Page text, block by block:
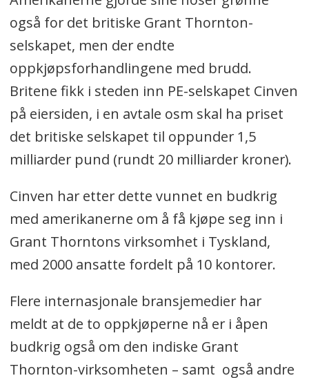
også for det britiske Grant Thornton-
selskapet, men der endte
oppkjøpsforhandlingene med brudd.
Britene fikk i steden inn PE-selskapet Cinven
på eiersiden, i en avtale osm skal ha priset
det britiske selskapet til oppunder 1,5
milliarder pund (rundt 20 milliarder kroner).
Cinven har etter dette vunnet en budkrig
med amerikanerne om å få kjøpe seg inn i
Grant Thorntons virksomhet i Tyskland,
med 2000 ansatte fordelt på 10 kontorer.
Flere internasjonale bransjemedier har
meldt at de to oppkjøperne nå er i åpen
budkrig også om den indiske Grant
Thornton-virksomheten – samt også andre